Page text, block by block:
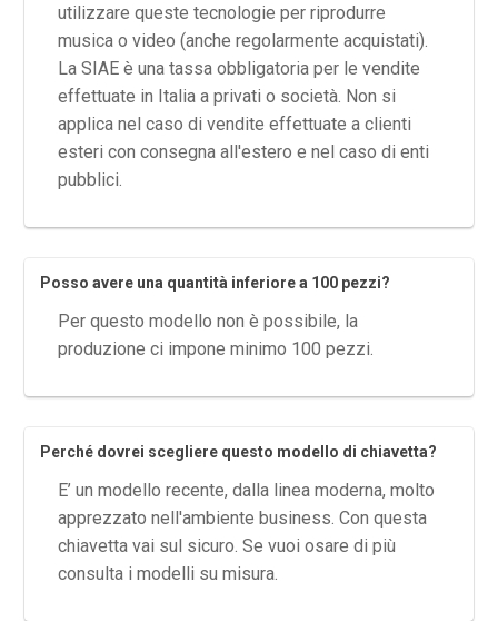
utilizzare queste tecnologie per riprodurre
musica o video (anche regolarmente acquistati).
La SIAE è una tassa obbligatoria per le vendite
effettuate in Italia a privati o società. Non si
applica nel caso di vendite effettuate a clienti
esteri con consegna all'estero e nel caso di enti
pubblici.
Posso avere una quantità inferiore a 100 pezzi?
Per questo modello non è possibile, la
produzione ci impone minimo 100 pezzi.
Perché dovrei scegliere questo modello di chiavetta?
E’ un modello recente, dalla linea moderna, molto
apprezzato nell'ambiente business. Con questa
chiavetta vai sul sicuro. Se vuoi osare di più
consulta i modelli su misura.